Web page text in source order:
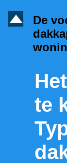
D
De
te